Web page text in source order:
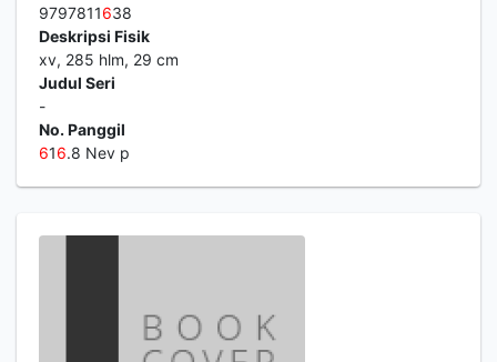
9797811638
Deskripsi Fisik
xv, 285 hlm, 29 cm
Judul Seri
-
No. Panggil
616.8 Nev p